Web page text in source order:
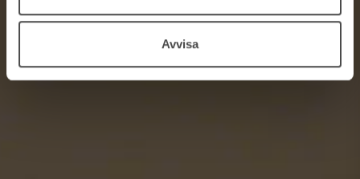
Avvisa